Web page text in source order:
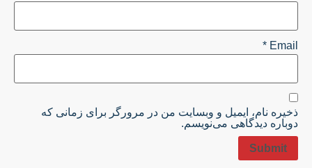
Email
*
ذخیره نام، ایمیل و وبسایت من در مرورگر برای زمانی که
دوباره دیدگاهی می‌نویسم.